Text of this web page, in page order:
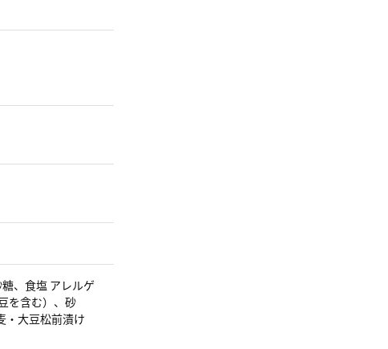
、食塩 アレルゲ
を含む）、砂
・大豆松前漬け